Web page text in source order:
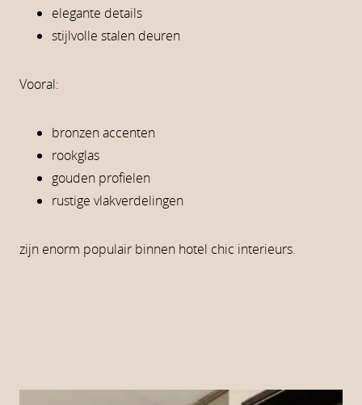
elegante details
stijlvolle stalen deuren
Vooral:
bronzen accenten
rookglas
gouden profielen
rustige vlakverdelingen
zijn enorm populair binnen hotel chic interieurs.